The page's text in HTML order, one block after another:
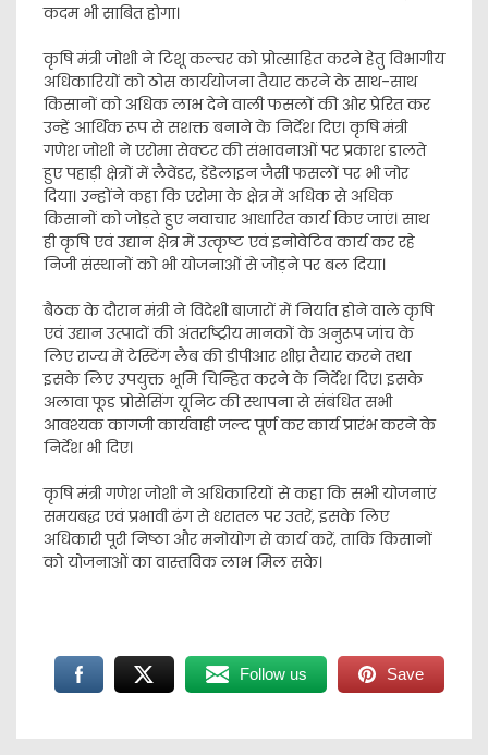
कदम भी साबित होगा।
कृषि मंत्री जोशी ने टिशू कल्चर को प्रोत्साहित करने हेतु विभागीय
अधिकारियों को ठोस कार्ययोजना तैयार करने के साथ-साथ
किसानों को अधिक लाभ देने वाली फसलों की ओर प्रेरित कर
उन्हें आर्थिक रूप से सशक्त बनाने के निर्देश दिए। कृषि मंत्री
गणेश जोशी ने एरोमा सेक्टर की संभावनाओं पर प्रकाश डालते
हुए पहाड़ी क्षेत्रों में लैवेंडर, डेंडेलाइन जैसी फसलों पर भी जोर
दिया। उन्होंने कहा कि एरोमा के क्षेत्र में अधिक से अधिक
किसानों को जोड़ते हुए नवाचार आधारित कार्य किए जाएं। साथ
ही कृषि एवं उद्यान क्षेत्र में उत्कृष्ट एवं इनोवेटिव कार्य कर रहे
निजी संस्थानों को भी योजनाओं से जोड़ने पर बल दिया।
बैठक के दौरान मंत्री ने विदेशी बाजारों में निर्यात होने वाले कृषि
एवं उद्यान उत्पादों की अंतर्राष्ट्रीय मानकों के अनुरूप जांच के
लिए राज्य में टेस्टिंग लैब की डीपीआर शीघ्र तैयार करने तथा
इसके लिए उपयुक्त भूमि चिन्हित करने के निर्देश दिए। इसके
अलावा फूड प्रोसेसिंग यूनिट की स्थापना से संबंधित सभी
आवश्यक कागजी कार्यवाही जल्द पूर्ण कर कार्य प्रारंभ करने के
निर्देश भी दिए।
कृषि मंत्री गणेश जोशी ने अधिकारियों से कहा कि सभी योजनाएं
समयबद्ध एवं प्रभावी ढंग से धरातल पर उतरें, इसके लिए
अधिकारी पूरी निष्ठा और मनोयोग से कार्य करें, ताकि किसानों
को योजनाओं का वास्तविक लाभ मिल सके।
Follow us Save